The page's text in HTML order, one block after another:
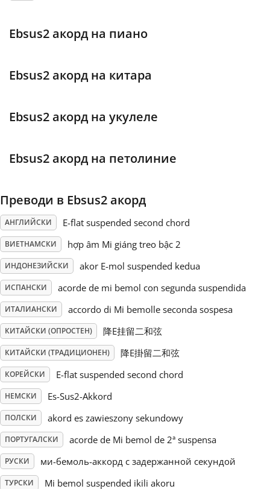
Polski
Português
Русский
Svenska
Tiếng Việt
Türkçe
Українська
简体中文
Ebsus2 акорд на пиано
Ebsus2 акорд на китара
Ebsus2 акорд на укулеле
Ebsus2 акорд на петолиние
Преводи в Ebsus2 акорд
АНГЛИЙСКИ E-flat suspended second chord
ВИЕТНАМСКИ hợp âm Mi giáng treo bậc 2
ИНДОНЕЗИЙСКИ akor E-mol suspended kedua
ИСПАНСКИ acorde de mi bemol con segunda suspendida
ИТАЛИАНСКИ accordo di Mi bemolle seconda sospesa
КИТАЙСКИ (ОПРОСТЕН) 降E挂留二和弦
КИТАЙСКИ (ТРАДИЦИОНЕН) 降E掛留二和弦
КОРЕЙСКИ E-flat suspended second chord
НЕМСКИ Es-Sus2-Akkord
ПОЛСКИ akord es zawieszony sekundowy
ПОРТУГАЛСКИ acorde de Mi bemol de 2ª suspensa
РУСКИ ми-бемоль-аккорд с задержанной секундой
ТУРСКИ Mi bemol suspended ikili akoru